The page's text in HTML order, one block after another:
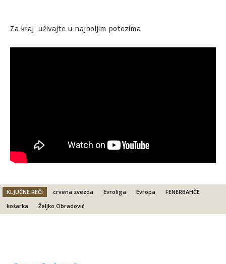
Za kraj uživajte u najboljim potezima
KLJUČNE REČI crvena zvezda Evroliga Evropa
FENERBAHČE
košarka
Željko Obradović